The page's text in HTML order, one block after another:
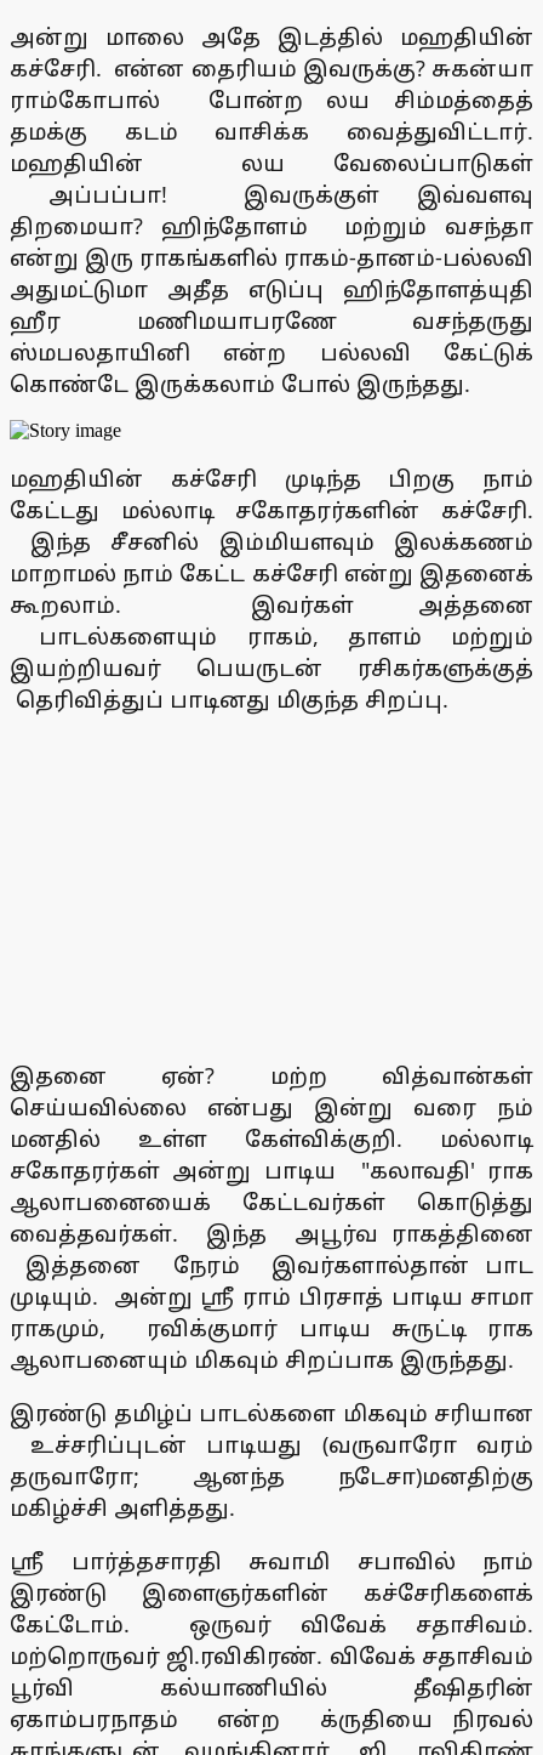
அன்று மாலை அதே இடத்தில் மஹதியின்
கச்சேரி. என்ன தைரியம் இவருக்கு? சுகன்யா
ராம்கோபால் போன்ற லய சிம்மத்தைத்
தமக்கு கடம் வாசிக்க வைத்துவிட்டார்.
மஹதியின் லய வேலைப்பாடுகள்
அப்பப்பா! இவருக்குள் இவ்வளவு
திறமையா? ஹிந்தோளம் மற்றும் வசந்தா
என்று இரு ராகங்களில் ராகம்-தானம்-பல்லவி
அதுமட்டுமா அதீத எடுப்பு ஹிந்தோளத்யுதி
ஹீர மணிமயாபரணே வசந்தருது
ஸ்மபலதாயினி என்ற பல்லவி கேட்டுக்
கொண்டே இருக்கலாம் போல் இருந்தது.
மஹதியின் கச்சேரி முடிந்த பிறகு நாம்
கேட்டது மல்லாடி சகோதரர்களின் கச்சேரி.
இந்த சீசனில் இம்மியளவும் இலக்கணம்
மாறாமல் நாம் கேட்ட கச்சேரி என்று இதனைக்
கூறலாம். இவர்கள் அத்தனை
பாடல்களையும் ராகம், தாளம் மற்றும்
இயற்றியவர் பெயருடன் ரசிகர்களுக்குத்
தெரிவித்துப் பாடினது மிகுந்த சிறப்பு.
இதனை ஏன்? மற்ற வித்வான்கள்
செய்யவில்லை என்பது இன்று வரை நம்
மனதில் உள்ள கேள்விக்குறி. மல்லாடி
சகோதரர்கள் அன்று பாடிய "கலாவதி' ராக
ஆலாபனையைக் கேட்டவர்கள் கொடுத்து
வைத்தவர்கள். இந்த அபூர்வ ராகத்தினை
இத்தனை நேரம் இவர்களால்தான் பாட
முடியும். அன்று ஸ்ரீ ராம் பிரசாத் பாடிய சாமா
ராகமும், ரவிக்குமார் பாடிய சுருட்டி ராக
ஆலாபனையும் மிகவும் சிறப்பாக இருந்தது.
இரண்டு தமிழ்ப் பாடல்களை மிகவும் சரியான
உச்சரிப்புடன் பாடியது (வருவாரோ வரம்
தருவாரோ; ஆனந்த நடேசா)மனதிற்கு
மகிழ்ச்சி அளித்தது.
ஸ்ரீ பார்த்தசாரதி சுவாமி சபாவில் நாம்
இரண்டு இளைஞர்களின் கச்சேரிகளைக்
கேட்டோம். ஒருவர் விவேக் சதாசிவம்.
மற்றொருவர் ஜி.ரவிகிரண். விவேக் சதாசிவம்
பூர்வி கல்யாணியில் தீஷிதரின்
ஏகாம்பரநாதம் என்ற க்ருதியை நிரவல்